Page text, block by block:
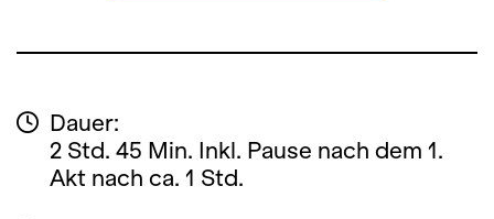
Dauer:
2 Std. 45 Min. Inkl. Pause nach dem 1.
Akt nach ca. 1 Std.